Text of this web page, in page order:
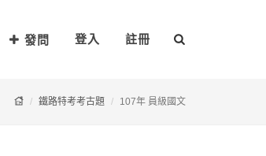
發問 登入 註冊
鐵路特考考古題 107年 員級國文